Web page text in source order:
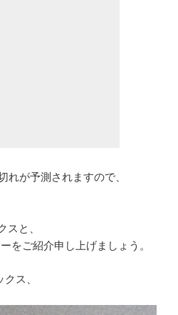
れが予測されますので、
スと、
をご紹介申し上げましょう。
ス、